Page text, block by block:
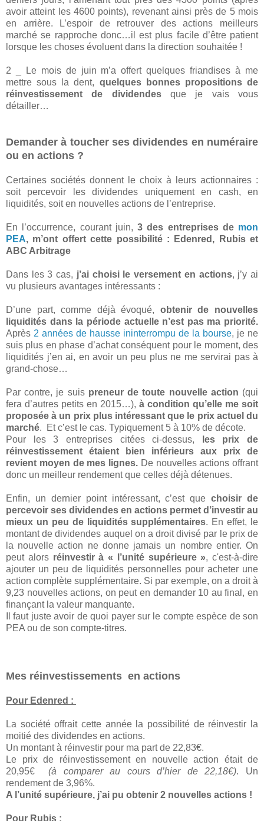
avoir atteint les 4600 points), revenant ainsi près de 5 mois
en arrière. L’espoir de retrouver des actions meilleurs
marché se rapproche donc…il est plus facile d’être patient
lorsque les choses évoluent dans la direction souhaitée !
2 _ Le mois de juin m’a offert quelques friandises à me
mettre sous la dent, quelques bonnes propositions de
réinvestissement de dividendesque je vais vous
détailler…
Demander à toucher ses dividendes en numéraire
ou en actions ?
Certaines sociétés donnent le choix à leurs actionnaires :
soit percevoir les dividendes uniquement en cash, en
liquidités, soit en nouvelles actions de l’entreprise.
En l’occurrence, courant juin, 3 des entreprises de mon
PEA, m’ont offert cette possibilité : Edenred, Rubis et
ABC Arbitrage
Dans les 3 cas, j’ai choisi le versement en actions, j’y ai
vu plusieurs avantages intéressants :
D’une part, comme déjà évoqué, obtenir de nouvelles
liquidités dans la période actuelle n’est pas ma priorité.
Après 2 années de hausse ininterrompu de la bourse, je ne
suis plus en phase d’achat conséquent pour le moment, des
liquidités j’en ai, en avoir un peu plus ne me servirai pas à
grand-chose…
Par contre, je suis preneur de toute nouvelle action (qui
fera d’autres petits en 2015…), à condition qu’elle me soit
proposée à un prix plus intéressant que le prix actuel du
marché.
Et c’est le cas. Typiquement 5 à 10% de décote.
Pour les 3 entreprises citées ci-dessus,
les prix de
réinvestissement étaient bien inférieurs aux prix de
revient moyen de mes lignes. De nouvelles actions offrant
donc un meilleur rendement que celles déjà détenues.
Enfin, un dernier point intéressant, c’est quechoisir de
percevoir ses dividendes en actions permet d’investir au
mieux un peu de liquidités supplémentaires. En effet, le
montant de dividendes auquel on a droit divisé par le prix de
la nouvelle action ne donne jamais un nombre entier. On
peut alors réinvestir à « l’unité supérieure », c'est-à-dire
ajouter un peu de liquidités personnelles pour acheter une
action complète supplémentaire. Si par exemple, on a droit à
9,23 nouvelles actions, on peut en demander 10 au final, en
finançant la valeur manquante.
Il faut juste avoir de quoi payer sur le compte espèce de son
PEA ou de son compte-titres.
Mes réinvestissements en actions
Pour Edenred :
La société offrait cette année la possibilité de réinvestir la
moitié des dividendes en actions.
Un montant à réinvestir pour ma part de 22,83€.
Le prix de réinvestissement en nouvelle action était de
20,95€
(à comparer au cours d’hier de 22,18€). Un
rendement de 3,96%.
A l’unité supérieure, j’ai pu obtenir 2 nouvelles actions !
Pour Rubis :